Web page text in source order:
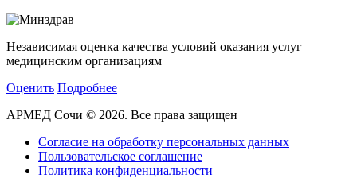
Независимая оценка качества условий оказания услуг
медицинским организациям
Оценить Подробнее
АРМЕД Сочи © 2026. Все права защищен
Согласие на обработку персональных данных
Пользовательское соглашение
Политика конфиденциальности